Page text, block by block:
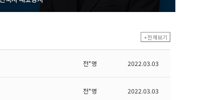
+전체보기
2022.11.18
전*명 2022.03.03
전*명 2022.03.03